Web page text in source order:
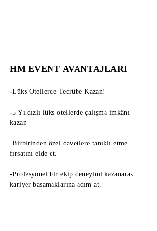
HM EVENT AVANTAJLARI
-Lüks Otellerde Tecrübe Kazan!
-5 Yıldızlı lüks otellerde çalışma imkânı
kazan
-Birbirinden özel davetlere tanıklı etme
fırsatını elde et.
-Profesyonel bir ekip deneyimi kazanarak
kariyer basamaklarına adım at.